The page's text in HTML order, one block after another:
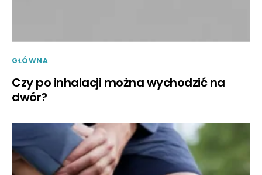
GŁÓWNA
Czy po inhalacji można wychodzić na
dwór?